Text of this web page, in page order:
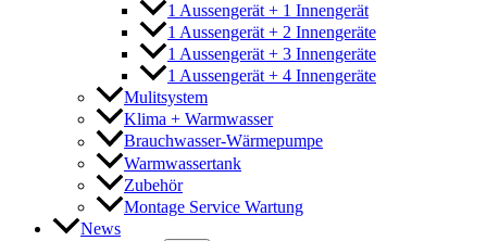
1 Aussengerät + 1 Innengerät
1 Aussengerät + 2 Innengeräte
1 Aussengerät + 3 Innengeräte
1 Aussengerät + 4 Innengeräte
Mulitsystem
Klima + Warmwasser
Brauchwasser-Wärmepumpe
Warmwassertank
Zubehör
Montage Service Wartung
News